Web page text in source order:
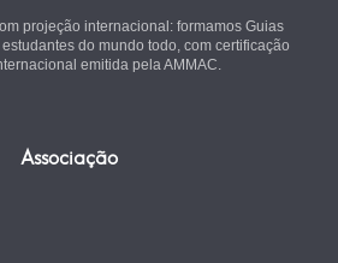
projeção internacional: formamos Guias
do mundo todo, com certificação
emitida pela AMMAC.
Associação